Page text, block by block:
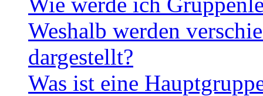
Weshalb werden
dargestellt?
Was ist eine